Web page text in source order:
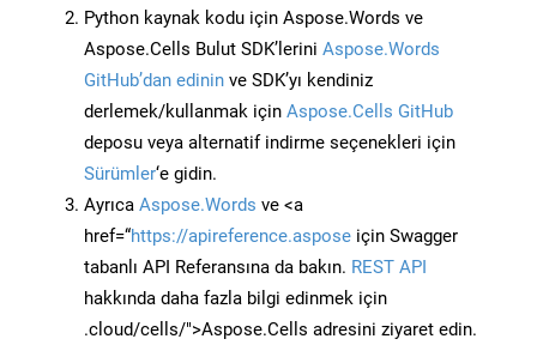
Python kaynak kodu için Aspose.Words ve
Aspose.Cells Bulut SDK’lerini Aspose.Words
GitHub’dan edinin ve SDK’yı kendiniz
derlemek/kullanmak için Aspose.Cells GitHub
deposu veya alternatif indirme seçenekleri için
Sürümler‘e gidin.
Ayrıca Aspose.Words ve <a
href=“https://apireference.aspose için Swagger
tabanlı API Referansına da bakın. REST API
hakkında daha fazla bilgi edinmek için
.cloud/cells/">Aspose.Cells adresini ziyaret edin.